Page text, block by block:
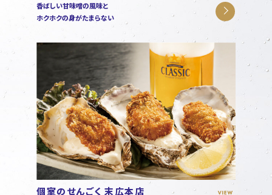
香ばしい甘味噌の風味と
ホクホクの身がたまらない
個室のせんごく 末広本店